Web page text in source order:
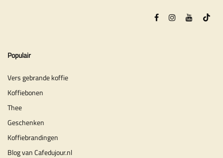
Populair
Vers gebrande koffie
Koffiebonen
Thee
Geschenken
Koffiebrandingen
Blog van Cafedujour.nl